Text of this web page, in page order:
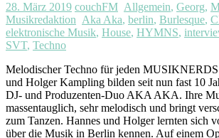
28. März 2019 couchFM Allgemein, Georg,
Musikredaktion Aka Aka, berlin, Burlesque,
elektronische Musik, House, HYMNS,
SVT, Techno
Melodischer Techno für jeden
und Holger Kampling bilden seit nun fast 10
DJ- und Produzenten-Duo AKA AKA. Ihre
massentauglich, sehr melodisch und bringt
zum Tanzen. Hannes und Holger lernten sich
über die Musik in Berlin kennen. Auf einem